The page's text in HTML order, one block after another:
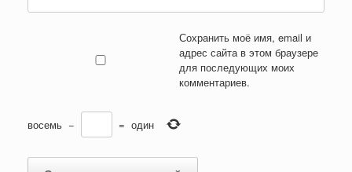
Сохранить моё имя, email и
адрес сайта в этом браузере
для последующих моих
комментариев.
восемь − = один